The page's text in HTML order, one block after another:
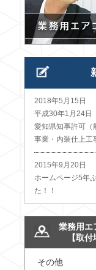
2018年5月15日
平成30年1月24
愛知県知事許可
事業・内装仕上工
2015年9月20日
ホームページ5年
た！！
業務用エ
【取
その他